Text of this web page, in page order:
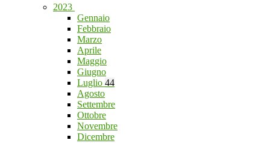
2023
Gennaio
Febbraio
Marzo
Aprile
Maggio
Giugno
Luglio 44
Agosto
Settembre
Ottobre
Novembre
Dicembre